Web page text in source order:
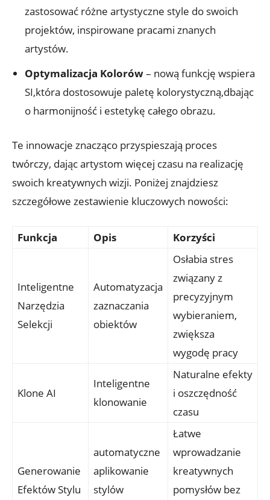
zastosować różne artystyczne style do swoich
projektów, inspirowane pracami znanych
artystów.
Optymalizacja Kolorów– nową funkcję wspiera
SI,która dostosowuje paletę kolorystyczną,dbając
o harmonijność i estetykę całego obrazu.
Te innowacje znacząco przyspieszają proces
twórczy, dając artystom więcej czasu na realizację
swoich kreatywnych wizji. Poniżej znajdziesz
szczegółowe zestawienie kluczowych nowości:
Funkcja Opis Korzyści
Inteligentne
Narzędzia
Selekcji
Automatyzacja
zaznaczania
obiektów
Osłabia stres
związany z
precyzyjnym
wybieraniem,
zwiększa
wygodę pracy
Klone AI
Inteligentne
klonowanie
Naturalne efekty
i oszczędność
czasu
Generowanie
Efektów Stylu
automatyczne
aplikowanie
stylów
Łatwe
wprowadzanie
kreatywnych
pomysłów bez